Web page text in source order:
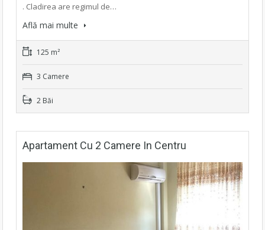
. Cladirea are regimul de…
Află mai multe
125 m²
3 Camere
2 Băi
Apartament Cu 2 Camere In Centru